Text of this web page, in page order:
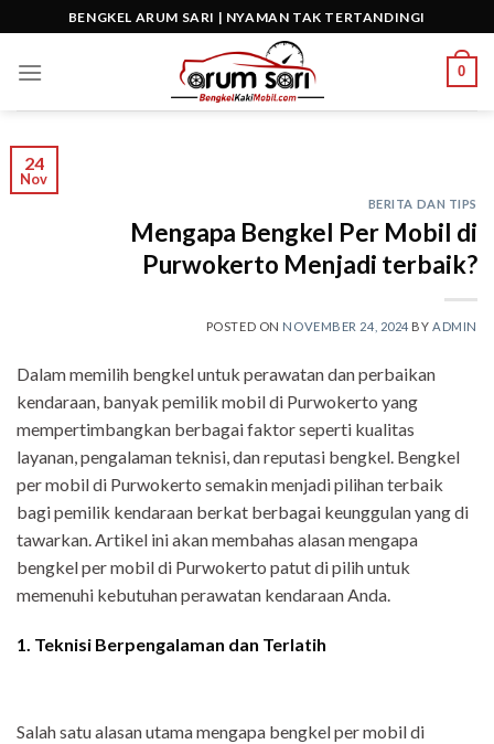
to
content
BENGKEL ARUM SARI | NYAMAN TAK TERTANDINGI
0
24
Nov
BERITA DAN TIPS
Mengapa Bengkel Per Mobil di
Purwokerto Menjadi terbaik?
POSTED ON NOVEMBER 24, 2024 BY ADMIN
Dalam memilih bengkel untuk perawatan dan perbaikan
kendaraan, banyak pemilik mobil di Purwokerto yang
mempertimbangkan berbagai faktor seperti kualitas
layanan, pengalaman teknisi, dan reputasi bengkel. Bengkel
per mobil di Purwokerto semakin menjadi pilihan terbaik
bagi pemilik kendaraan berkat berbagai keunggulan yang di
tawarkan. Artikel ini akan membahas alasan mengapa
bengkel per mobil di Purwokerto patut di pilih untuk
memenuhi kebutuhan perawatan kendaraan Anda.
1. Teknisi Berpengalaman dan Terlatih
Salah satu alasan utama mengapa bengkel per mobil di